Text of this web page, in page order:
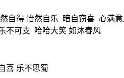
自得 怡然自乐 暗自窃喜 心满
不可支 哈哈大笑 如沐春风
喜 乐不思蜀